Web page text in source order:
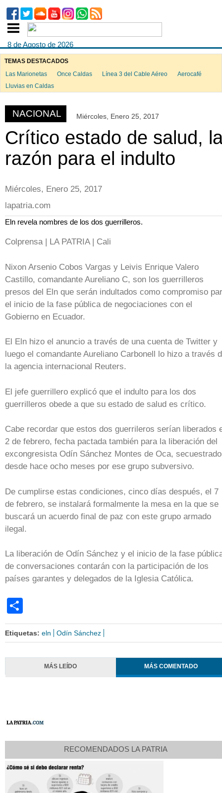
8 de Agosto de 2026
TEMAS DESTACADOS
Las Marionetas
Once Caldas Línea 3 del Cable Aéreo
Aerocafé
Lluvias en Caldas
NACIONAL Miércoles, Enero 25, 2017
Crítico estado de salud,
razón para el indulto
Miércoles, Enero 25, 2017
lapatria.com
Eln revela nombres de los dos guerrilleros.
Colprensa | LA PATRIA | Cali
Nixon Arsenio Cobos Vargas y Leivis Enrique Valero
Castillo, comandante Aureliano C, son los guerrilleros
presos del Eln que serán indultados como compromiso
el inicio de la fase pública de negociaciones con el
Gobierno en Ecuador.
El Eln hizo el anuncio a través de una cuenta de Twitter y
luego el comandante Aureliano Carbonell lo hizo a través
la agencia internacional Reuters.
El jefe guerrillero explicó que el indulto para los dos
guerrilleros obede a que su estado de salud es crítico.
Cabe recordar que estos dos guerrileros serían liberados
2 de febrero, fecha pactada también para la liberación del
excongresista Odín Sánchez Montes de Oca, secuestrado
desde hace ocho meses por ese grupo subversivo.
De cumplirse estas condiciones, cinco días después, el 7
de febrero, se instalará formalmente la mesa en la que se
buscará un acuerdo final de paz con este grupo armado
ilegal.
La liberación de Odín Sánchez y el inicio de la fase
de conversaciones contarán con la participación de los
países garantes y delegados de la Iglesia Católica.
Etiquetas: eln Odín Sánchez
MÁS LEÍDO MÁS COMENTADO
RECOMENDADOS LA PATRIA